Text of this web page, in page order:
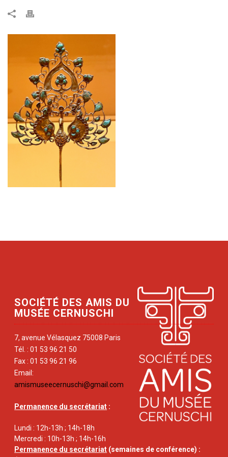
SOCIÉTÉ DES AMIS DU
MUSÉE CERNUSCHI
7, avenue Vélasquez 75008 Paris
Tél. : 01 53 96 21 50
Fax : 01 53 96 21 96
Email:
amismuseecernuschi@gmail.com
Permanence du secrétariat :
Lundi : 12h-13h ; 14h-18h
Mercredi : 10h-13h ; 14h-16h
Permanence du secrétariat (semaines de conférence) :